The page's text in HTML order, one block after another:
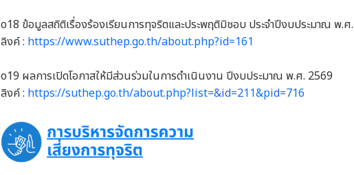
o18 ข้อมูลสถิติเรื่องร้องเรียนการทุจริตและประพฤติมิชอบ ประจำปีงบประมาณ พ.ศ
ลิงค์ : https://www.suthep.go.th/about.php?id=161
o19 ผลการเปิดโอกาสให้มีส่วนร่วมในการดำเนินงาน ปีงบประมาณ พ.ศ. 2569
ลิงค์ : https://suthep.go.th/about.php?list=&id=211&pid=716